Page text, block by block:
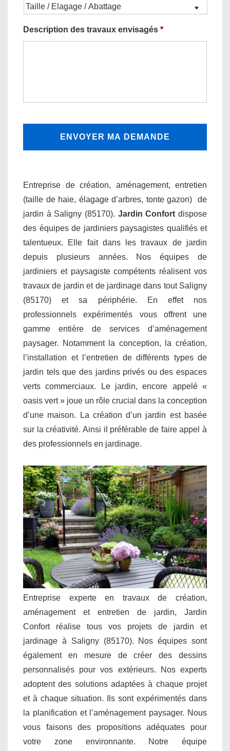
Description des travaux envisagés *
Entreprise de création, aménagement, entretien
(taille de haie, élagage d’arbres, tonte gazon) de
jardin à Saligny (85170). Jardin Confort dispose
des équipes de jardiniers paysagistes qualifiés et
talentueux. Elle fait dans les travaux de jardin
depuis plusieurs années. Nos équipes de
jardiniers et paysagiste compétents réalisent vos
travaux de jardin et de jardinage dans tout Saligny
(85170) et sa périphérie. En effet nos
professionnels expérimentés vous offrent une
gamme entière de services d’aménagement
paysager. Notamment la conception, la création,
l’installation et l’entretien de différents types de
jardin tels que des jardins privés ou des espaces
verts commerciaux. Le jardin, encore appelé «
oasis vert » joue un rôle crucial dans la conception
d’une maison. La création d’un jardin est basée
sur la créativité. Ainsi il préférable de faire appel à
des professionnels en jardinage.
Entreprise experte en travaux de création,
aménagement et entretien de jardin, Jardin
Confort réalise tous vos projets de jardin et
jardinage à Saligny (85170). Nos équipes sont
également en mesure de créer des dessins
personnalisés pour vos extérieurs. Nos experts
adoptent des solutions adaptées à chaque projet
et à chaque situation. Ils sont expérimentés dans
la planification et l’aménagement paysager. Nous
vous faisons des propositions adéquates pour
votre zone environnante. Notre équipe